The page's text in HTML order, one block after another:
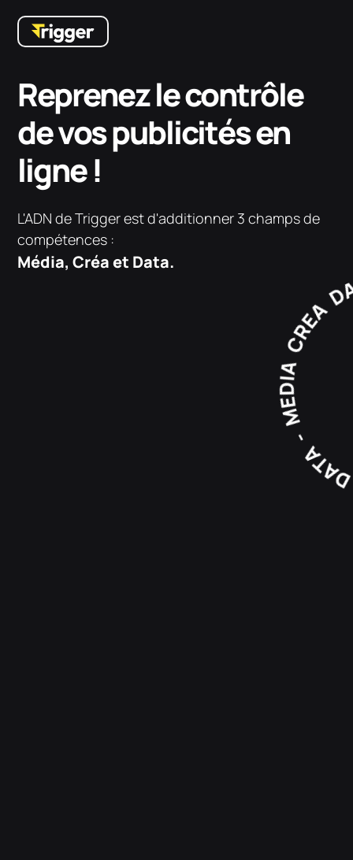
Reprenez le contrôle
de vos publicités en
ligne !
L'ADN de Trigger est d'additionner 3 champs de
compétences :
Média, Créa et Data.